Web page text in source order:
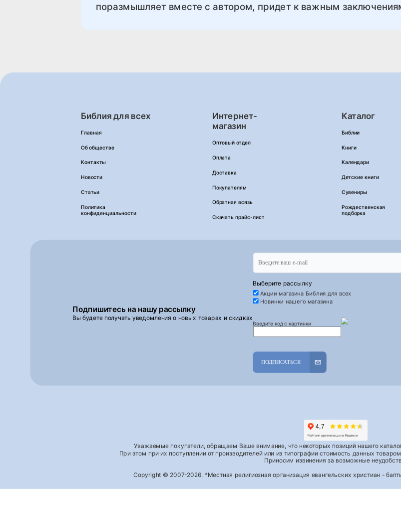
поразмышляет вместе с автором, придет к важным
Библия для всех
Главная
Об обществе
Контакты
Новости
Статьи
Политика
конфиденциальности
Интернет-
магазин
Оптовый отдел
Оплата
Доставка
Покупателям
Обратная всязь
Скачать прайс-лист
Каталог
Библии
Книги
Календари
Детские книги
Сувениры
Рождественская
подборка
Подпишитесь на нашу рассылку
Вы будете получать уведомления о новых товарах и скидках
Выберите рассылку
Акции магазина Библия для всех
Новинки нашего магазина
Введите код с картинки
ПОДПИСАТЬСЯ
Уважаемые покупатели, обращаем Ваше внимание, что некоторых позиций нашего
При этом при их поступлении от производителей или из типографии стоимость данных
Приносим извинения за возможные
Copyright © 2007-2026, *Местная религиозная организация евангельских христиан -